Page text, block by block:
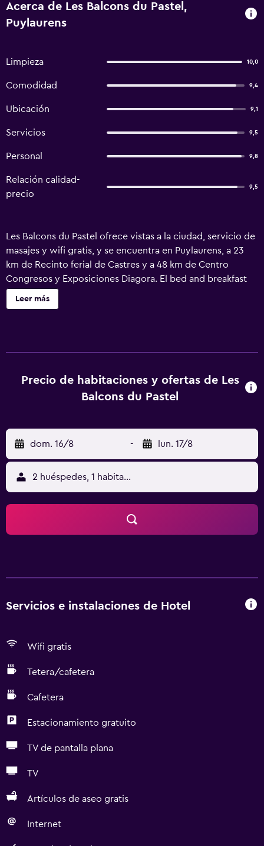
Acerca de Les Balcons du Pastel,
Puylaurens
Limpieza 10,0
Comodidad 9,4
Ubicación 9,1
Servicios 9,5
Personal 9,8
Relación calidad-
precio
9,5
Les Balcons du Pastel ofrece vistas a la ciudad, servicio de
masajes y wifi gratis, y se encuentra en Puylaurens, a 23
km de Recinto ferial de Castres y a 48 km de Centro
Congresos y Exposiciones Diagora. El bed and breakfast
ofrece TV de pantalla plana y baño privado con artículos
de aseo gratuitos, secador de pelo y ducha. Algunas
l'Espace está a 46 km. El aeropuerto (Aeropuerto de
Castres - Mazamet) está a 27 km.
Leer más
Precio de habitaciones y ofertas de Les
Balcons du Pastel
dom. 16/8 - lun. 17/8
2 huéspedes, 1 habitación
Servicios e instalaciones de Hotel
Wifi gratis
Tetera/cafetera
Cafetera
Estacionamiento gratuito
TV de pantalla plana
TV
Artículos de aseo gratis
Internet